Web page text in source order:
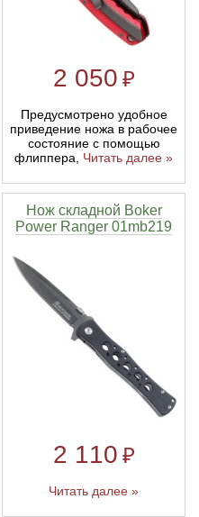
2 050 ₽
Предусмотрено удобное
приведение ножа в рабочее
состояние с помощью
флиппера, Читать далее »
Нож складной Boker
Power Ranger 01mb219
2 110 ₽
Читать далее »